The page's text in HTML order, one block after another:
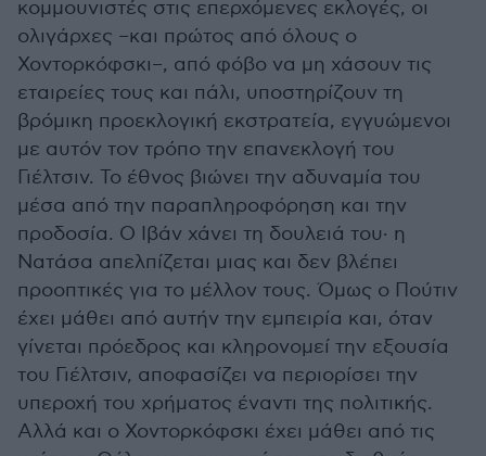
κομμουνιστές στις επερχόμενες εκλογές, οι
ολιγάρχες –και πρώτος από όλους ο
Χοντορκόφσκι–, από φόβο να μη χάσουν τις
εταιρείες τους και πάλι, υποστηρίζουν τη
βρόμικη προεκλογική εκστρατεία, εγγυώμενοι
με αυτόν τον τρόπο την επανεκλογή του
Γιέλτσιν. Το έθνος βιώνει την αδυναμία του
μέσα από την παραπληροφόρηση και την
προδοσία. Ο Ιβάν χάνει τη δουλειά του· η
Νατάσα απελπίζεται μιας και δεν βλέπει
προοπτικές για το μέλλον τους. Όμως ο Πούτιν
έχει μάθει από αυτήν την εμπειρία και, όταν
γίνεται πρόεδρος και κληρονομεί την εξουσία
του Γιέλτσιν, αποφασίζει να περιορίσει την
υπεροχή του χρήματος έναντι της πολιτικής.
Αλλά και ο Χοντορκόφσκι έχει μάθει από τις